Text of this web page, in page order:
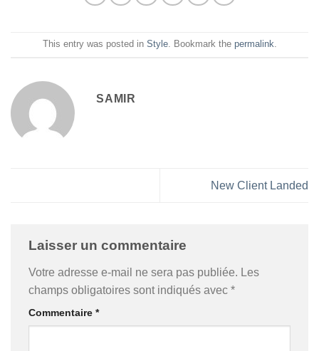
This entry was posted in Style. Bookmark the permalink.
SAMIR
New Client Landed
Laisser un commentaire
Votre adresse e-mail ne sera pas publiée. Les
champs obligatoires sont indiqués avec *
Commentaire *